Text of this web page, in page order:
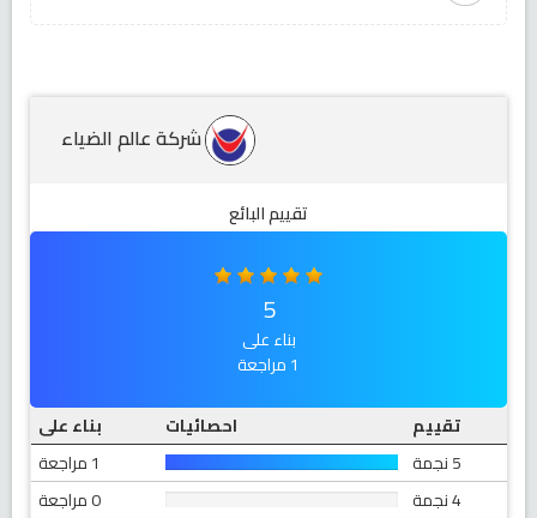
شركة عالم الضياء
تقييم البائع
5
بناء على
1 مراجعة
تقييم
احصائيات
بناء على
5 نجمة
1 مراجعة
4 نجمة
0 مراجعة